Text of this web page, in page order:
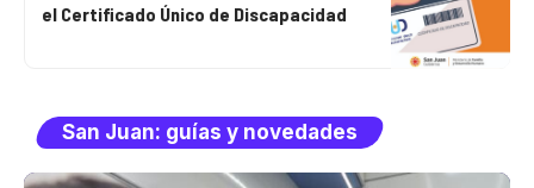
San Juan: guías y novedades
el Certificado Único de Discapacidad